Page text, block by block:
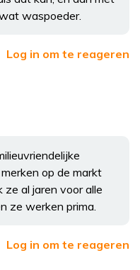
waspoeder.
Log in om te reageren
op de markt
ze al jaren voor alle
ze werken prima.
Log in om te reageren